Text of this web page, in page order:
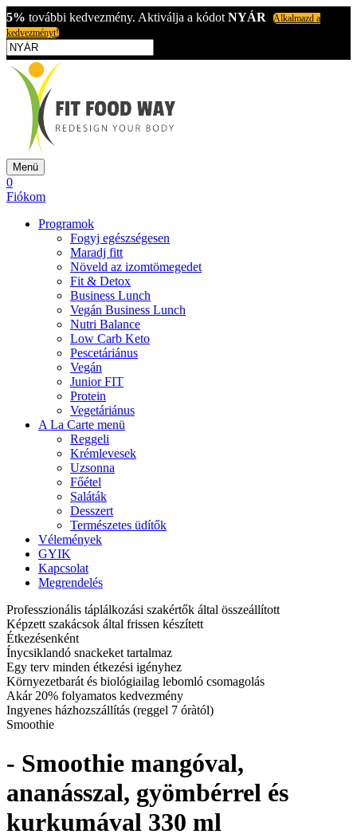
5% további kedvezmény. Aktiválja a kódot NYÁR
Alkalmazd a
kedvezményt!
Menü
0
Fiókom
Programok
Fogyj egészségesen
Maradj fitt
Növeld az izomtömegedet
Fit & Detox
Business Lunch
Vegán Business Lunch
Nutri Balance
Low Carb Keto
Pescetáriánus
Vegán
Junior FIT
Protein
Vegetáriánus
A La Carte menü
Reggeli
Krémlevesek
Uzsonna
Főétel
Saláták
Desszert
Természetes üdítők
Vélemények
GYIK
Kapcsolat
Megrendelés
Professzionális táplálkozási szakértők által összeállított
Képzett szakácsok által frissen készített
Étkezésenként
Ínycsiklandó snackeket tartalmaz
Egy terv minden étkezési igényhez
Környezetbarát és biológiailag lebomló csomagolás
Akár 20% folyamatos kedvezmény
Ingyenes házhozszállítás (reggel 7 óràtól)
Smoothie
- Smoothie mangóval,
ananásszal, gyömbérrel és
kurkumával 330 ml